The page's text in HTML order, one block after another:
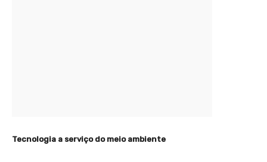
Tecnologia a serviço do meio ambiente